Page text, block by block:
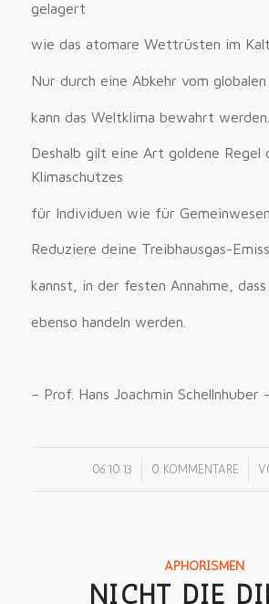
gelagert
wie das atomare Wettrüsten im
Nur durch eine Abkehr vom
kann das Weltklima bewahrt werden.
Deshalb gilt eine Art goldene Regel
Klimaschutzes
für Individuen wie für
Reduziere deine Treibhausgas-
kannst, in der festen Annahme, dass
ebenso handeln werden.
– Prof. Hans Joachmin Schellnhuber
06.10.13 0 KOMMENTARE
/
APHORISMEN
NICHT DIE